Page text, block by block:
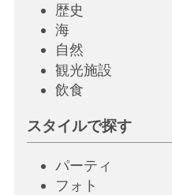
歴史
海
自然
観光施設
飲食
スタイルで探す
パーティ
フォト